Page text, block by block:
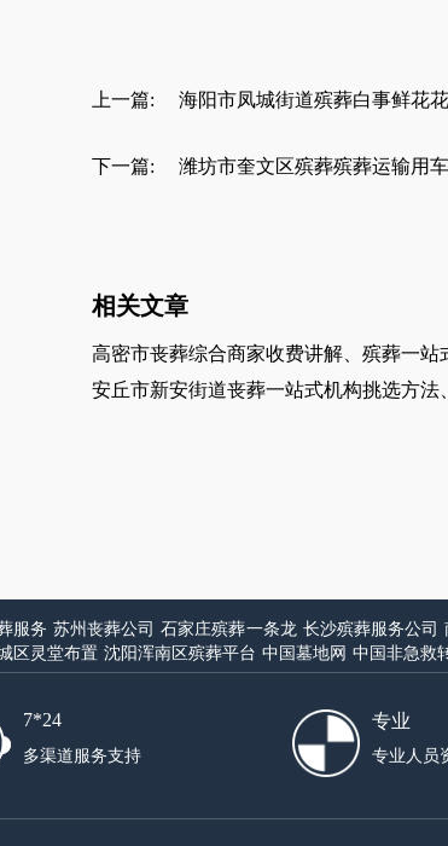
上一篇: 海阳市凤城街道殡葬白事鲜花
下一篇: 潍坊市奎文区殡葬殡葬运输用
相关文章
高密市丧葬综合商家收费讲解、殡葬一站
安丘市新安街道丧葬一站式机构挑选方
服务 苏州丧葬公司 石家庄殡葬一条龙 长沙殡葬服务公司
区灵堂布置 沈阳浑南区殡葬平台 中国墓地网 中国非急救
7*24
多渠道服务支持
专业
专业人员